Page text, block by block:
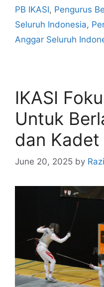
PB IKASI, Pengurus
Seluruh Indonesia,
Anggar Seluruh
IKASI
Untuk
dan
June 20, 2025 by